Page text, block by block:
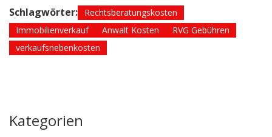
Schlagwörter:
Rechtsberatungskosten
Immobilienverkauf
Anwalt Kosten
RVG Gebühren
verkaufsnebenkosten
Kategorien